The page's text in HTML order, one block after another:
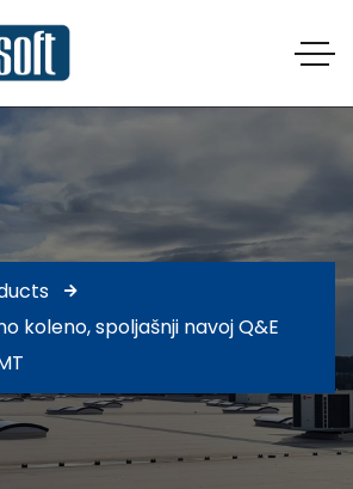
koleno, spoljašnji navoj Q&E